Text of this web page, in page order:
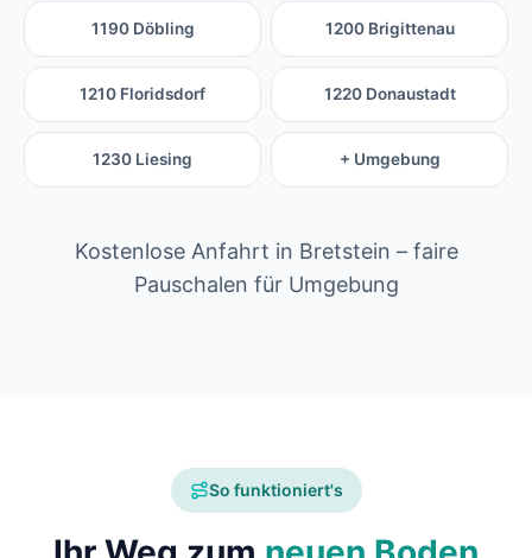
1190 Döbling 1200 Brigittenau
1210 Floridsdorf 1220 Donaustadt
1230 Liesing + Umgebung
Kostenlose Anfahrt in Bretstein – faire
Pauschalen für Umgebung
So funktioniert's